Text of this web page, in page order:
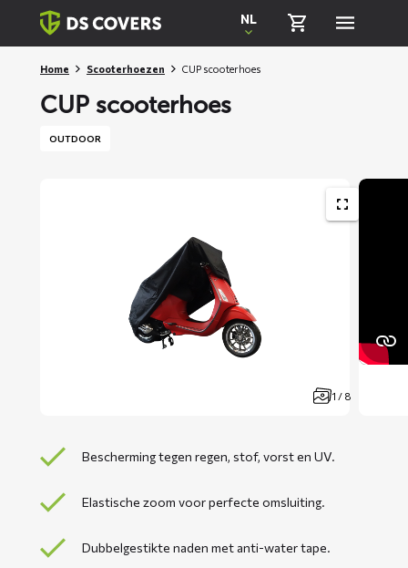
Skiplinks
NL
Home Scooterhoezen CUP scooterhoes
CUP scooterhoes
OUTDOOR
1 / 8
Bescherming tegen regen, stof, vorst en UV.
Elastische zoom voor perfecte omsluiting.
Dubbelgestikte naden met anti-water tape.